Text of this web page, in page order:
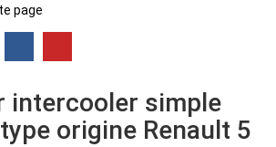
page
intercooler simple
origine Renault 5